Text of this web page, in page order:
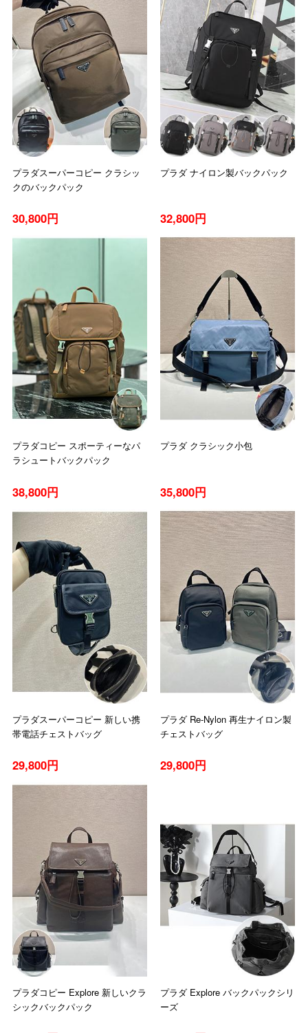
プラダスーパーコピー クラシッ
クのバックパック
30,800円
プラダ ナイロン製バックパック
32,800円
プラダコピー スポーティーなパ
ラシュートバックパック
38,800円
プラダ クラシック小包
35,800円
プラダスーパーコピー 新しい携
帯電話チェストバッグ
29,800円
プラダ Re-Nylon 再生ナイロン製
チェストバッグ
29,800円
プラダコピー Explore 新しいクラ
シックバックパック
プラダ Explore バックパックシリ
ーズ